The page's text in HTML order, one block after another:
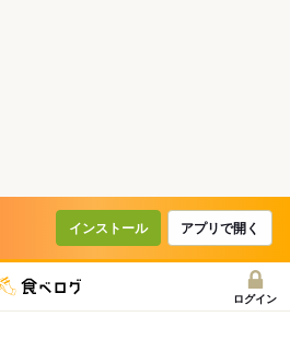
インストール アプリで開く
ログイン